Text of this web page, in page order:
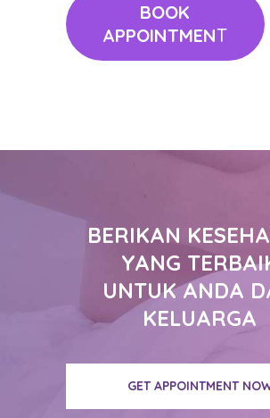
BOOK
APPOINTMENT
BERIKAN
YANG
UNTUK ANDA
KELUARGA
GET APPOINTMENT